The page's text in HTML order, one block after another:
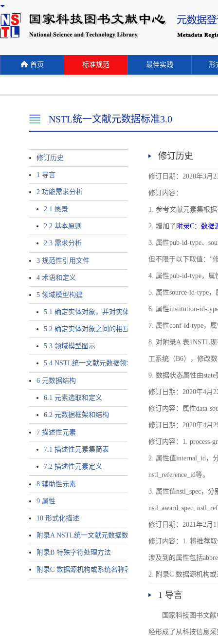
首页 标准规范 最佳实践 形
NSTL统一文献元数据标准3.0
修订历史
1 导言
2 功能需求分析
2.1 愿景
2.2 基本原则
2.3 需求分析
3 规范性引用文件
4 术语和定义
5 领域模型构建
5.1 确定实体对象，并对实体对象命名
5.2 确定实体对象之间的相互关系，定义实体对象之间的
5.3 领域模型图示
5.4 NSTL统一文献元数据领域模型的验证
6 元数据结构
6.1 元素选取和定义
6.2 元数据框架和结构
7 描述性元素
7.1 描述性元素集简表
7.2 描述性元素定义
8 辅助性元素
9 属性
10 形式化描述
附录A NSTL统一文献元数据数据唯一标识符规则
附录B 特殊字符处理方法
附录C 数据源机构或系统名称表
修订历史
修订日期：2020年3月
修订内容：
1. 参考文献元素集根
2. 增加了 附录C：数据
3. 属性pub-id-type、
但不限于以下取值：”
4. 属性pub-id-type，属
5. 属性source-id-type
6. 属性institution-id-
7. 属性conf-id-type，
8. 对附录A 表1NSTL
工系统（B6），修改
9. 数据状态属性由state
修订日期：2020年4月
修订内容：属性data-
修订日期：2020年4月
修订内容：1. process-
2. 属性值internal_id，
nstl_reference_id等。
3. 属性值nstl_spec，分
nstl_award_spec,
修订日期：2021年2月1
修订内容：1. 将推荐
涉及到的属性包括
2. 附录C 数据源机构或
1 导言
国家科技图书文
经形成了从科技信息